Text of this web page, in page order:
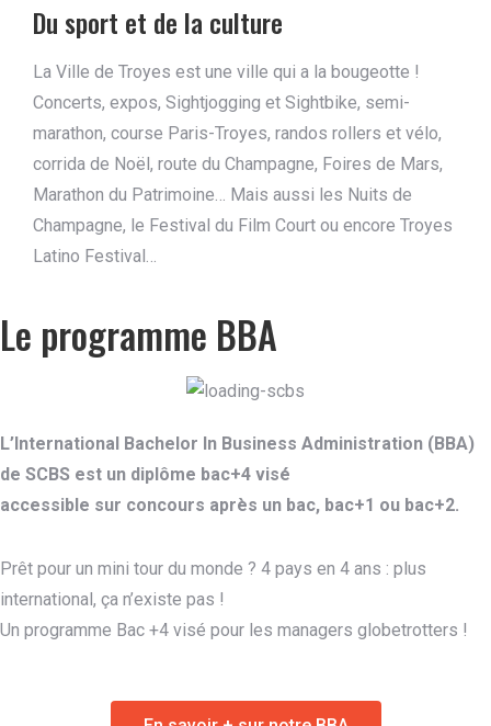
Du sport et de la culture
La Ville de Troyes est une ville qui a la bougeotte !
Concerts, expos, Sightjogging et Sightbike, semi-
marathon, course Paris-Troyes, randos rollers et vélo,
corrida de Noël, route du Champagne, Foires de Mars,
Marathon du Patrimoine… Mais aussi les Nuits de
Champagne, le Festival du Film Court ou encore Troyes
Latino Festival…
Le programme BBA
L’International Bachelor In Business Administration (BBA)
de SCBS est un diplôme bac+4 visé
accessible sur concours après un bac, bac+1 ou bac+2.
Prêt pour un mini tour du monde ? 4 pays en 4 ans : plus
international, ça n’existe pas !
Un programme Bac +4 visé pour les managers globetrotters !